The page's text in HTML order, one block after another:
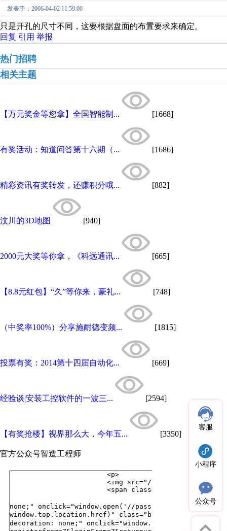
发表于：2006-04-02 11:59:00
只是开孔的尺寸不同，这要根据盘面的布置要求来确定。
回复 引用 举报
热门招聘
相关主题
【万元奖金等您拿】全国智能制... [1668]
有奖活动：知道问答第十六期（... [1686]
精彩资讯有奖转发，还赚积分哦... [882]
汶川的3D地图 [940]
2000元大奖等你拿，《科远通讯... [665]
【8.8元红包】“久”等你来，豪礼... [748]
（中奖率100%）分享施耐德变频... [1815]
投票有奖：2014第十四届自动化... [669]
经验谈|安装工控软件的一波三... [2594]
【有奖抢楼】视界那么大，今年五... [3350]
官方公众号智造工程师
客服
小程序
公众号